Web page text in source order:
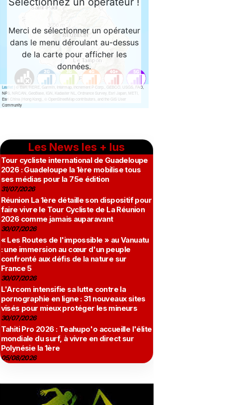
Les News les + lus
Tour cycliste international de Guadeloupe
2026 : Guadeloupe la 1ère mobilise tous
ses médias pour la 75e édition
31/07/2026
Réunion La 1ère détaille son dispositif pour
faire vivre le Tour Cycliste de La Réunion
2026 comme jamais auparavant
30/07/2026
« Les Routes de l'impossible » au Vanuatu
: une immersion au cœur d'un peuple
confronté aux défis de la nature sur
France 5
30/07/2026
L'Arcom intensifie sa lutte contre la
pornographie en ligne : 31 nouveaux sites
visés pour mieux protéger les mineurs
30/07/2026
Tahiti Pro 2026 : Teahupo'o accueille l'élite
mondiale du surf, à vivre en direct sur
Polynésie la 1ère
05/08/2026